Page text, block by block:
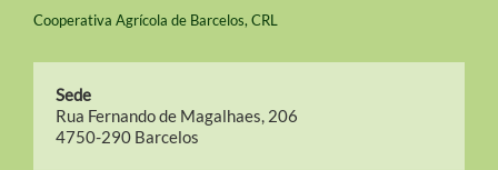
Cooperativa Agrícola de Barcelos, CRL
Sede
Rua Fernando de Magalhaes, 206
4750-290 Barcelos